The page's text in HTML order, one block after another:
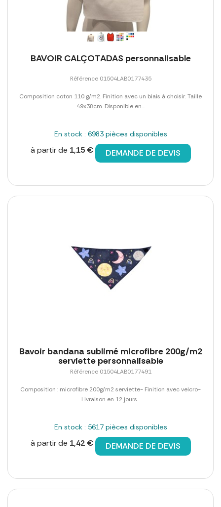
BAVOIR CALÇOTADAS personnalisable
Référence 01504LAB0177435
Composition coton 110 g/m2. Finition avec un biais à choisir. Taille
49x38cm. Disponible en...
En stock : 6983 pièces disponibles
à partir de 1,15 € DEMANDE DE DEVIS
Bavoir bandana sublimé microfibre 200g/m2
serviette personnalisable
Référence 01504LAB0177491
Composition : microfibre 200g/m2 serviette- Finition avec velcro-
Livraison en 12 jours...
En stock : 5617 pièces disponibles
à partir de 1,42 € DEMANDE DE DEVIS